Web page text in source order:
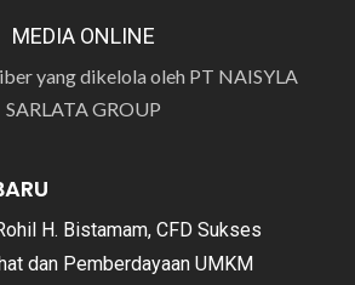
MEDIA ONLINE
yang dikelola oleh PT NAISYLA
SARLATA GROUP
H. Bistamam, CFD Sukses
dan Pemberdayaan UMKM